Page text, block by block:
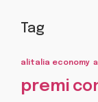
Tag
alitalia economy
premi